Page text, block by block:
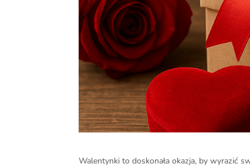
Walentynki to doskonała okazja, by wyrazić